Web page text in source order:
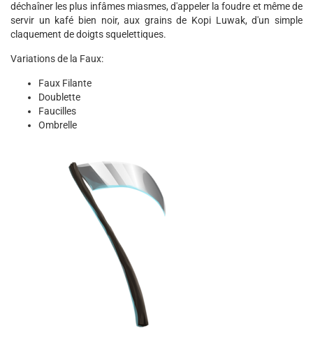
déchaîner les plus infâmes miasmes, d'appeler la foudre et même de
servir un kafé bien noir, aux grains de Kopi Luwak, d'un simple
claquement de doigts squelettiques.
Variations de la Faux:
Faux Filante
Doublette
Faucilles
Ombrelle